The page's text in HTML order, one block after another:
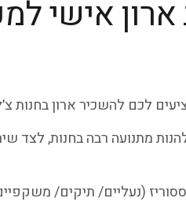
אישי
לכם להשכיר ארון בחנות
מתנועה רבה בחנות, לצד